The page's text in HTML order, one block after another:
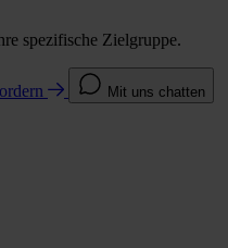
spezifische Zielgruppe.
Mit uns chatten